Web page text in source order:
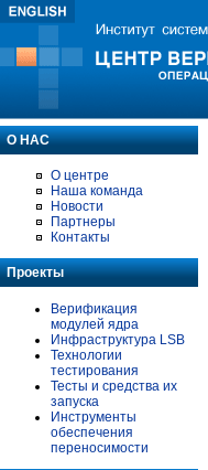
О НАС
О центре
Наша команда
Новости
Партнеры
Контакты
Проекты
Верификация
модулей ядра
Инфраструктура LSB
Технологии
тестирования
Тесты и средства их
запуска
Инструменты
обеспечения
переносимости